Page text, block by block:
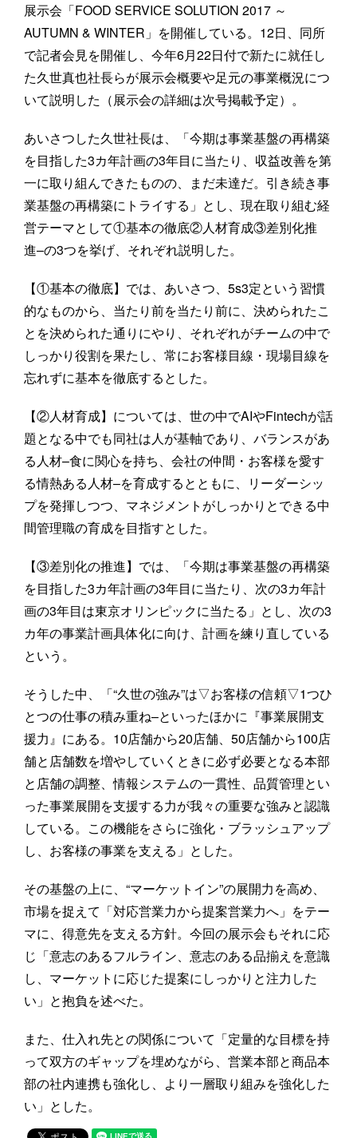
展示会「FOOD SERVICE SOLUTION 2017 ～
AUTUMN & WINTER」を開催している。12日、同所
で記者会見を開催し、今年6月22日付で新たに就任し
た久世真也社長らが展示会概要や足元の事業概況につ
いて説明した（展示会の詳細は次号掲載予定）。
あいさつした久世社長は、「今期は事業基盤の再構築
を目指した3カ年計画の3年目に当たり、収益改善を第
一に取り組んできたものの、まだ未達だ。引き続き事
業基盤の再構築にトライする」とし、現在取り組む経
営テーマとして①基本の徹底②人材育成③差別化推
進–の3つを挙げ、それぞれ説明した。
【①基本の徹底】では、あいさつ、5s3定という習慣
的なものから、当たり前を当たり前に、決められたこ
とを決められた通りにやり、それぞれがチームの中で
しっかり役割を果たし、常にお客様目線・現場目線を
忘れずに基本を徹底するとした。
【②人材育成】については、世の中でAIやFintechが話
題となる中でも同社は人が基軸であり、バランスがあ
る人材–食に関心を持ち、会社の仲間・お客様を愛す
る情熱ある人材–を育成するとともに、リーダーシッ
プを発揮しつつ、マネジメントがしっかりとできる中
間管理職の育成を目指すとした。
【③差別化の推進】では、「今期は事業基盤の再構築
を目指した3カ年計画の3年目に当たり、次の3カ年計
画の3年目は東京オリンピックに当たる」とし、次の3
カ年の事業計画具体化に向け、計画を練り直している
という。
そうした中、「“久世の強み”は▽お客様の信頼▽1つひ
とつの仕事の積み重ね–といったほかに『事業展開支
援力』にある。10店舗から20店舗、50店舗から100店
舗と店舗数を増やしていくときに必ず必要となる本部
と店舗の調整、情報システムの一貫性、品質管理とい
った事業展開を支援する力が我々の重要な強みと認識
している。この機能をさらに強化・ブラッシュアップ
し、お客様の事業を支える」とした。
その基盤の上に、“マーケットイン”の展開力を高め、
市場を捉えて「対応営業力から提案営業力へ」をテー
マに、得意先を支える方針。今回の展示会もそれに応
じ「意志のあるフルライン、意志のある品揃えを意識
し、マーケットに応じた提案にしっかりと注力した
い」と抱負を述べた。
また、仕入れ先との関係について「定量的な目標を持
って双方のギャップを埋めながら、営業本部と商品本
部の社内連携も強化し、より一層取り組みを強化した
い」とした。